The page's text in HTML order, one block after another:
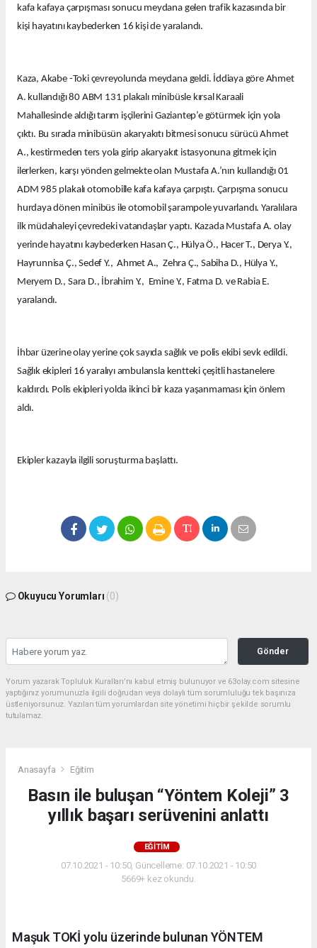
kafa kafaya çarpışması sonucu meydana gelen trafik kazasında bir
kişi hayatını kaybederken 16 kişi de yaralandı.
Kaza, Akabe -Toki çevreyolunda meydana geldi. İddiaya göre Ahmet
A. kullandığı 80 ABM 131 plakalı minibüsle kırsal Karaali
Mahallesinde aldığı tarım işçilerini Gaziantep’e götürmek için yola
çıktı. Bu sırada minibüsün akaryakıtı bitmesi sonucu sürücü Ahmet
A., kestirmeden ters yola girip akaryakıt istasyonuna gitmek için
ilerlerken, karşı yönden gelmekte olan Mustafa A.’nın kullandığı 01
ADM 985 plakalı otomobille kafa kafaya çarpıştı. Çarpışma sonucu
hurdaya dönen minibüs ile otomobil şarampole yuvarlandı. Yaralılara
ilk müdahaleyi çevredeki vatandaşlar yaptı. Kazada Mustafa A. olay
yerinde hayatını kaybederken Hasan Ç., Hülya Ö., Hacer T., Derya Y.,
Hayrunnisa Ç., Sedef Y., Ahmet A., Zehra Ç., Sabiha D., Hülya Y.,
Meryem D., Sara D., İbrahim Y., Emine Y., Fatma D. ve Rabia E.
yaralandı.
İhbar üzerine olay yerine çok sayıda sağlık ve polis ekibi sevk edildi.
Sağlık ekipleri 16 yaralıyı ambulansla kentteki çeşitli hastanelere
kaldırdı. Polis ekipleri yolda ikinci bir kaza yaşanmaması için önlem
aldı.
Ekipler kazayla ilgili soruşturma başlattı.
Okuyucu Yorumları (0)
Gönder
Yorum yazarak Topluluk Kuralları’nı kabul etmiş bulunuyor ve 63olay.com sitesine
yaptığınız yorumunuzla ilgili doğrudan veya dolaylı tüm sorumluluğu tek başınıza
üstleniyorsunuz. Yazılan tüm yorumlardan site yönetimi hiçbir şekilde sorumlu
tutulamaz.
Anasayfa Eğitim
Basın ile buluşan “Yöntem Koleji” 3
yıllık başarı serüvenini anlattı
EĞITIM
07.10.2021 - 10:50, Güncelleme: 07.10.2021 - 10:50
5669+ kez okundu.
Maşuk TOKİ yolu üzerinde bulunan YÖNTEM